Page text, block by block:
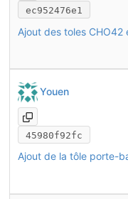
ec952476e1
Ajout des toles CHO42
Youen
45980f92fc
Ajout de la tôle porte-